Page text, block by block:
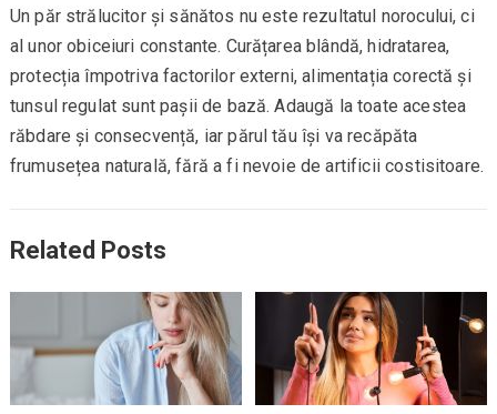
Un păr strălucitor și sănătos nu este rezultatul norocului, ci
al unor obiceiuri constante. Curățarea blândă, hidratarea,
protecția împotriva factorilor externi, alimentația corectă și
tunsul regulat sunt pașii de bază. Adaugă la toate acestea
răbdare și consecvență, iar părul tău își va recăpăta
frumusețea naturală, fără a fi nevoie de artificii costisitoare.
Related Posts